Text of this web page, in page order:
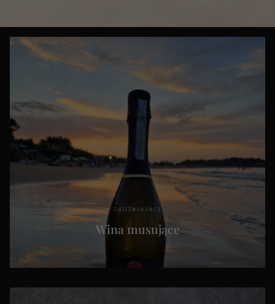
ORZEŹWIAJĄCE
Wina musujące